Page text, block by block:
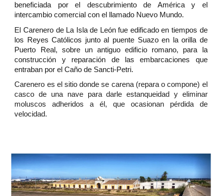
beneficiada por el descubrimiento de América y el
intercambio comercial con el llamado Nuevo Mundo.
El Carenero de La Isla de León fue edificado en tiempos de
los Reyes Católicos junto al puente Suazo en la orilla de
Puerto Real, sobre un antiguo edificio romano, para la
construcción y reparación de las embarcaciones que
entraban por el Caño de Sancti-Petri.
Carenero es el sitio donde se carena (repara o compone) el
casco de una nave para darle estanqueidad y eliminar
moluscos adheridos a él, que ocasionan pérdida de
velocidad.